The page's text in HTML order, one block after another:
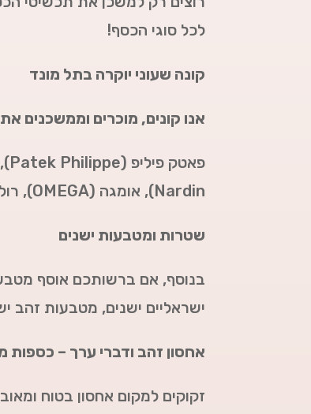
לכל סוגי הכסף!
קונה שעוני יוקרה בתל מונד
אנו קונים, מוכרים וממשכנים
פאטק פיליפ (Patek Philippe),
Nardin),
אומגה (OMEGA
),
שטרות ומטבעות ישנים
בנוסף, אם ברשותכם אוסף
ישראליים ישנים, מטבעות זהב
אחסון זהב ודברי ערך – כספות
זקוקים למקום אחסון בטוח